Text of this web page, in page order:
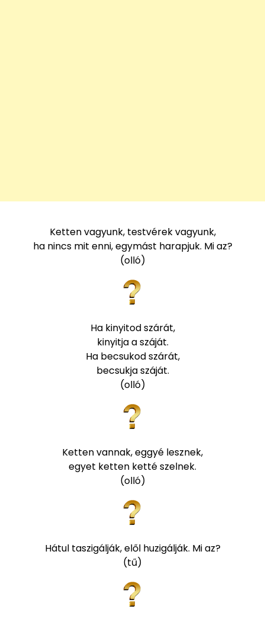
Ketten vagyunk, testvérek vagyunk,
ha nincs mit enni, egymást harapjuk. Mi az?
(olló)
Ha kinyitod szárát,
kinyitja a száját.
Ha becsukod szárát,
becsukja száját.
(olló)
Ketten vannak, eggyé lesznek,
egyet ketten ketté szelnek.
(olló)
Hátul taszigálják, elől huzigálják. Mi az?
(tű)